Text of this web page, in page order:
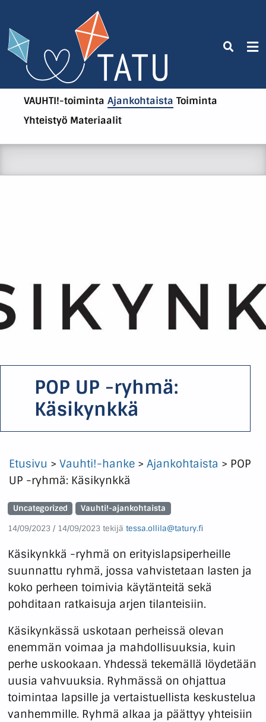
VAUHTI!-toiminta Ajankohtaista Toiminta
Yhteistyö Materiaalit
POP UP -ryhmä:
Käsikynkkä
Etusivu > Vauhti!-hanke > Ajankohtaista > POP
UP -ryhmä: Käsikynkkä
Uncategorized
Vauhti!-ajankohtaista
14/09/2023 / 14/09/2023 tekijätessa.ollila@tatury.fi
Käsikynkkä -ryhmä on erityislapsiperheille
suunnattu ryhmä, jossa vahvistetaan lasten ja
koko perheen toimivia käytänteitä sekä
pohditaan ratkaisuja arjen tilanteisiin.
Käsikynkässä uskotaan perheissä olevan
enemmän voimaa ja mahdollisuuksia, kuin
perhe uskookaan. Yhdessä tekemällä löydetään
uusia vahvuuksia. Ryhmässä on ohjattua
toimintaa lapsille ja vertaistuellista keskustelua
vanhemmille. Ryhmä alkaa ja päättyy yhteisiin